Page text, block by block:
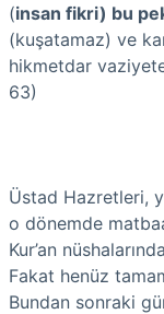
(insan fikri) bu
(kuşatamaz) ve
hikmetdar
63)
Üstad Hazretleri,
o dönemde
Kur’an
Fakat henüz
Bundan sonraki